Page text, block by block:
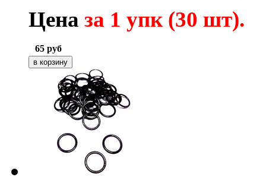
Цена за 1 упк (30 шт).
65 руб